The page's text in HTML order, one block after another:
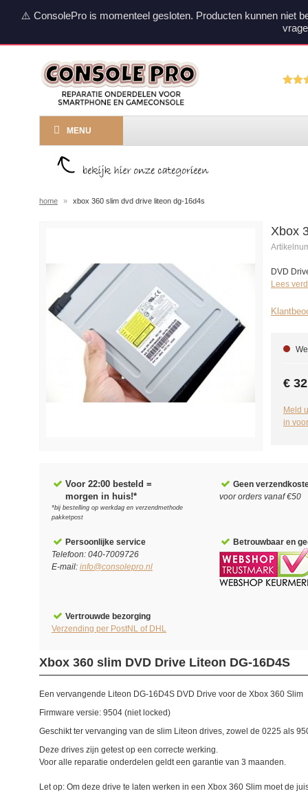
⚠️ ConsolePro is momenteel gesloten. Producten kunnen niet
MENU
home » xbox 360 slim dvd drive liteon dg-16d4s
Xbox
DVD
Lees
€
Meld
in
Voor 22:00 besteld =
morgen in huis!*
*bij bestelling op werkdag en verzendmethode
pakketpost
Geen
voor orders vanaf €50
Persoonlijke service
Telefoon: 040-7009726
E-mail: info@consolepro.nl
Betrouwbaar en
Vertrouwde bezorging
Verzending per PostNL of DHL
Xbox 360 slim DVD Drive Liteon DG-16D4S
Een vervangende Liteon DG-16D4S DVD Drive voor de Xbox 360 Slim
Firmware versie: 9504 (niet locked)
Geschikt ter vervanging van de slim Liteon drives, zowel de 0225 als
Deze drives zijn getest op een correcte werking.
Voor alle reparatie onderdelen geldt een garantie van 3 maanden.
Let op: Om deze drive te laten werken in een Xbox 360 Slim moet de